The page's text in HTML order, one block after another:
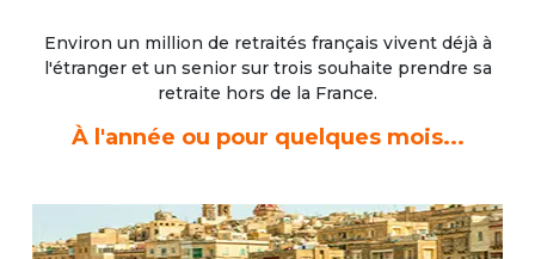
Environ un million de retraités français vivent déjà à
l'étrangeret un senior sur trois souhaite prendre sa
retraite hors de la France.
À l'année ou pour quelques mois...